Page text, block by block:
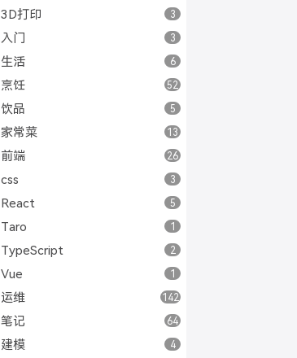
3D打印 3
入门 3
生活 6
烹饪 52
饮品 5
家常菜 13
前端 26
css 3
React 5
Taro 1
TypeScript 2
Vue 1
运维 142
笔记 64
建模 4